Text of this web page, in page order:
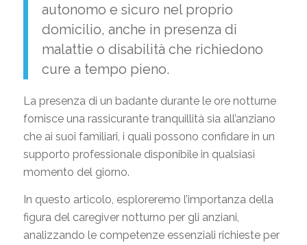
autonomo e sicuro nel proprio
domicilio, anche in presenza di
malattie o disabilità che richiedono
cure a tempo pieno.
La presenza di un badante durante le ore notturne
fornisce una rassicurante tranquillità sia all’anziano
che ai suoi familiari, i quali possono confidare in un
supporto professionale disponibile in qualsiasi
momento del giorno.
In questo articolo, esploreremo l’importanza della
figura del caregiver notturno per gli anziani,
analizzando le competenze essenziali richieste per